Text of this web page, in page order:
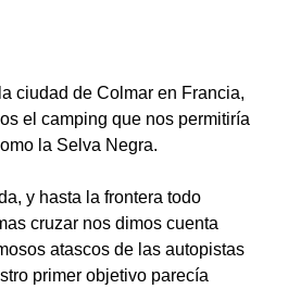
ciudad de Colmar en Francia,
el camping que nos permitiría
la Selva Negra.
y hasta la frontera todo
cruzar nos dimos cuenta
atascos de las autopistas
primer objetivo parecía